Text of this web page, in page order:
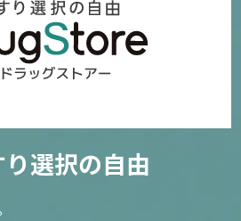
確認／選び直す
選択の自由